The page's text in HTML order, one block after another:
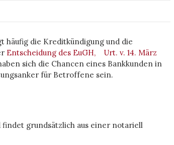
häufig die Kreditkündigung und die
Entscheidung des EuGH, Urt. v. 14. März
sich die Chancen eines Bankkunden in
für Betroffene sein.
grundsätzlich aus einer notariell